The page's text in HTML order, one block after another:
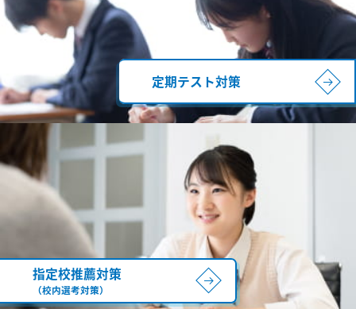
定期テスト対策
指定校推薦対策
（校内選考対策）